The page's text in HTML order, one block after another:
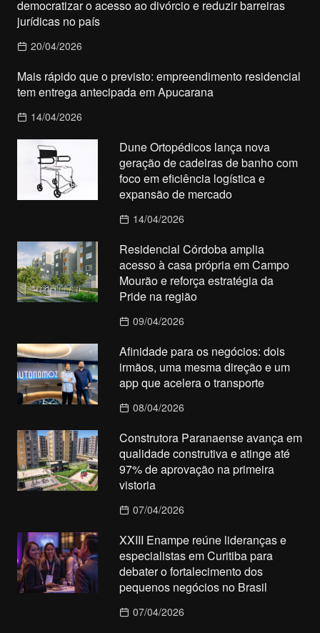
democratizar o acesso ao divórcio e reduzir barreiras
jurídicas no país
20/04/2026
Mais rápido que o previsto: empreendimento residencial
tem entrega antecipada em Apucarana
14/04/2026
Dune Ortopédicos lança nova
geração de cadeiras de banho com
foco em eficiência logística e
expansão de mercado
14/04/2026
Residencial Córdoba amplia
acesso à casa própria em Campo
Mourão e reforça estratégia da
Pride na região
09/04/2026
Afinidade para os negócios: dois
irmãos, uma mesma direção e um
app que acelera o transporte
08/04/2026
Construtora Paranaense avança em
qualidade construtiva e atinge até
97% de aprovação na primeira
vistoria
07/04/2026
XXIII Enampe reúne lideranças e
especialistas em Curitiba para
debater o fortalecimento dos
pequenos negócios no Brasil
07/04/2026